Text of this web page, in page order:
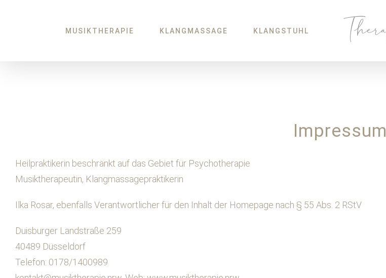
MUSIKTHERAPIE KLANGMASSAGE KLANGSTUHL
Impressum
Heilpraktikerin beschränkt auf das Gebiet für Psychotherapie
Musiktherapeutin, Klangmassagepraktikerin
Ilka Rosar, ebenfalls Verantwortlicher für den Inhalt der Homepage nach § 55 Abs. 2 RStV
Duisburger Landstraße 259
40489 Düsseldorf
Telefon: 0178/1400989